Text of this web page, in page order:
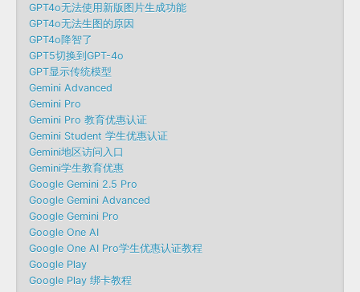
GPT4o无法使用新版图片生成功能
GPT4o无法生图的原因
GPT4o降智了
GPT5切换到GPT-4o
GPT显示传统模型
Gemini Advanced
Gemini Pro
Gemini Pro 教育优惠认证
Gemini Student 学生优惠认证
Gemini地区访问入口
Gemini学生教育优惠
Google Gemini 2.5 Pro
Google Gemini Advanced
Google Gemini Pro
Google One AI
Google One AI Pro学生优惠认证教程
Google Play
Google Play 绑卡教程